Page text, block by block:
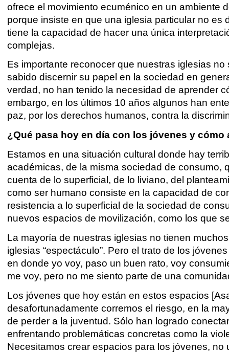
ofrece el movimiento ecuménico en un ambiente
porque insiste en que una iglesia particular no
tiene la capacidad de hacer una única
complejas.
Es importante reconocer que nuestras iglesias
sabido discernir su papel en la sociedad en
verdad, no han tenido la necesidad de aprender
embargo, en los últimos 10 años algunos han
paz, por los derechos humanos, contra la
¿Qué pasa hoy en día con los jóvenes y
Estamos en una situación cultural donde hay
académicas, de la misma sociedad de consumo,
cuenta de lo superficial, de lo liviano, del
como ser humano consiste en la capacidad de
resistencia a lo superficial de la sociedad de
nuevos espacios de movilización, como los que
La mayoría de nuestras iglesias no tienen
iglesias “espectáculo”. Pero el trato de los
en donde yo voy, paso un buen rato, voy
me voy, pero no me siento parte de una
Los jóvenes que hoy están en estos espacios
desafortunadamente corremos el riesgo, en la
de perder a la juventud. Sólo han logrado
enfrentando problemáticas concretas como la
Necesitamos crear espacios para los jóvenes,